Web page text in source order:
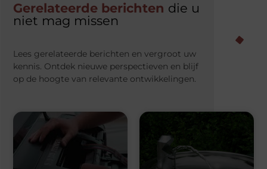
Gerelateerde berichten die u
niet mag missen
Lees gerelateerde berichten en vergroot uw
kennis. Ontdek nieuwe perspectieven en blijf
op de hoogte van relevante ontwikkelingen.